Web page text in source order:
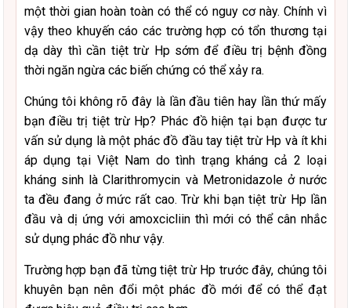
một thời gian hoàn toàn có thể có nguy cơ này. Chính vì
vậy theo khuyến cáo các trường hợp có tổn thương tại
dạ dày thì cần tiệt trừ Hp sớm để điều trị bệnh đồng
thời ngăn ngừa các biến chứng có thể xảy ra.
Chúng tôi không rõ đây là lần đầu tiên hay lần thứ mấy
bạn điều trị tiệt trừ Hp? Phác đồ hiện tại bạn được tư
vấn sử dụng là một phác đồ đầu tay tiệt trừ Hp và ít khi
áp dụng tại Việt Nam do tình trạng kháng cả 2 loại
kháng sinh là Clarithromycin và Metronidazole ở nước
ta đều đang ở mức rất cao. Trừ khi bạn tiệt trừ Hp lần
đầu và dị ứng với amoxcicliin thì mới có thể cân nhắc
sử dụng phác đồ như vậy.
Trường hợp bạn đã từng tiệt trừ Hp trước đây, chúng tôi
khuyên bạn nên đổi một phác đồ mới để có thể đạt